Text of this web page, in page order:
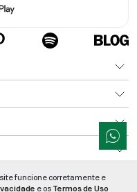
funcione corretamente e
e osTermos de Uso